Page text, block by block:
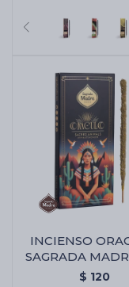
INCIENSO
SAGRADA
Animales
$ 120